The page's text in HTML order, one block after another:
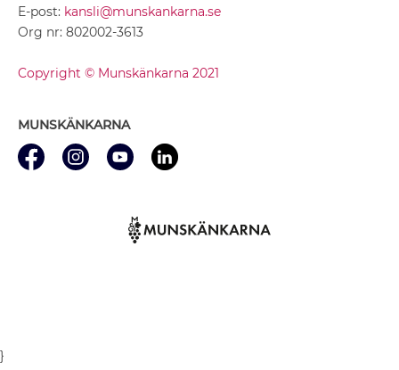
E-post: kansli@munskankarna.se
Org nr: 802002-3613
Copyright © Munskänkarna 2021
MUNSKÄNKARNA
}